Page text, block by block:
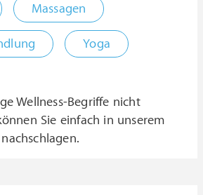
Massagen
Yoga
Wellness-Begriffe nicht
Sie einfach in unserem
nachschlagen.